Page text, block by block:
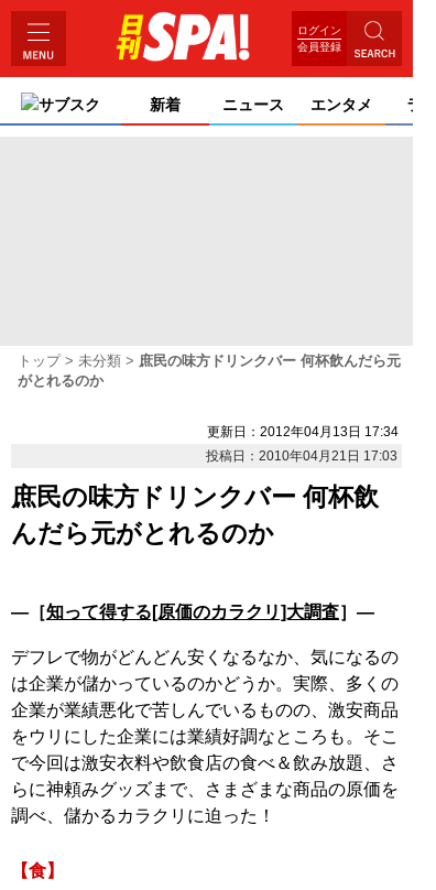
ログイン
会員登録
サブスク 新着 ニュース エンタメ ライ
トップ 未分類
庶民の味方ドリンクバー 何杯飲んだら元
がとれるのか
更新日：2012年04月13日 17:34
投稿日：2010年04月21日 17:03
庶民の味方ドリンクバー 何杯飲
んだら元がとれるのか
―［知って得する[原価のカラクリ]大調査］―
デフレで物がどんどん安くなるなか、気になるの
は企業が儲かっているのかどうか。実際、多くの
企業が業績悪化で苦しんでいるものの、激安商品
をウリにした企業には業績好調なところも。そこ
で今回は激安衣料や飲食店の食べ＆飲み放題、さ
らに神頼みグッズまで、さまざまな商品の原価を
調べ、儲かるカラクリに迫った！
【食】